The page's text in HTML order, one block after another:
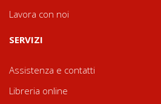
Lavora con noi
SERVIZI
Assistenza e contatti
Libreria online